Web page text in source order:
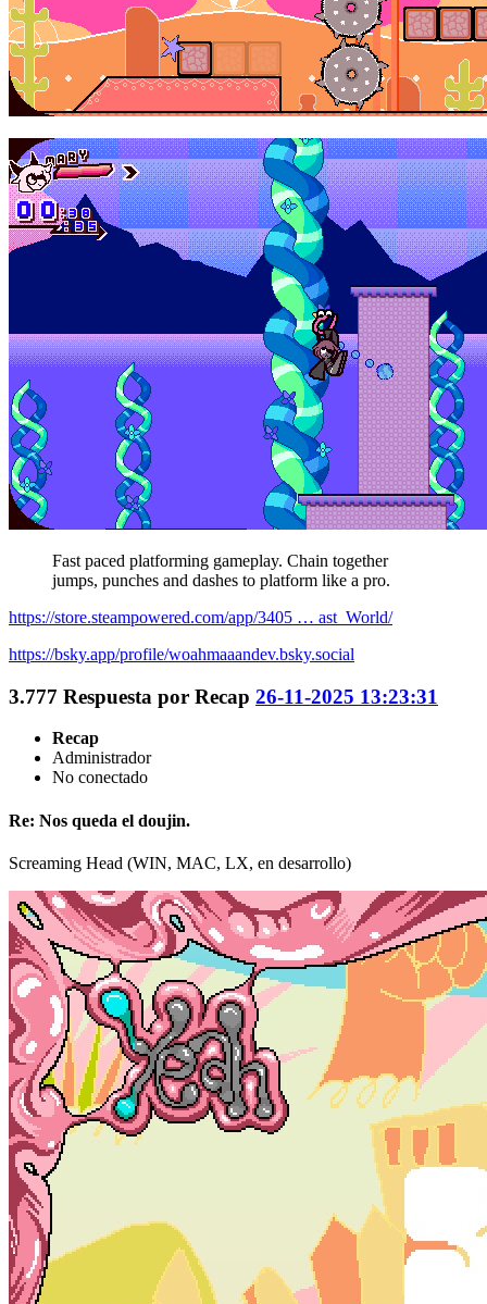
Fast paced platforming gameplay. Chain together
jumps, punches and dashes to platform like a pro.
https://store.steampowered.com/app/3405 … ast_World/
https://bsky.app/profile/woahmaaandev.bsky.social
3.777 Respuesta por Recap 26-11-2025 13:23:31
Recap
Administrador
No conectado
Re: Nos queda el doujin.
Screaming Head (WIN, MAC, LX, en desarrollo)